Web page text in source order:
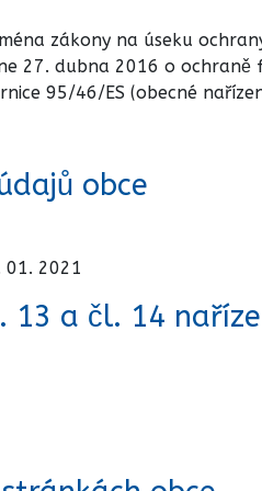
zákony na úseku
27. dubna 2016 o ochraně
95/46/ES (obecné
obce
01. 2021
13 a čl. 14